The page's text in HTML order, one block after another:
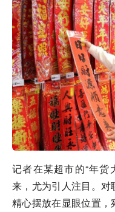
记者在某超市的“年货
来，尤为引人注目。
精心摆放在显眼位置